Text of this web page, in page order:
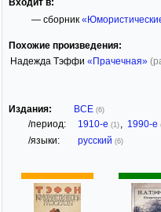
— сборник
Похожие произведения:
Надежда Тэффи «Прачечная»
Издания: ВСЕ (6)
/период: 1910-е (1) , 1990-е
/языки: русский (6)